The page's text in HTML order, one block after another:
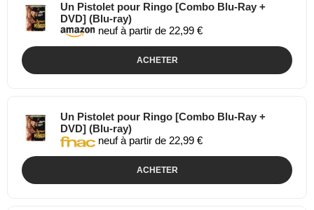
Un Pistolet pour Ringo [Combo Blu-Ray +
DVD] (Blu-ray)
neuf à partir de 22,99 €
ACHETER
Un Pistolet pour Ringo [Combo Blu-Ray +
DVD] (Blu-ray)
neuf à partir de 22,99 €
ACHETER